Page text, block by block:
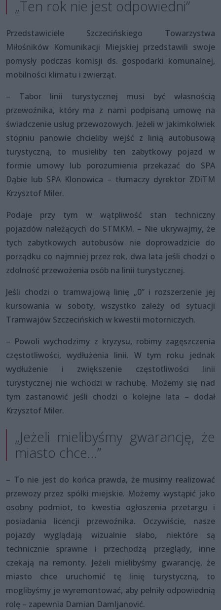
„Ten rok nie jest odpowiedni”
Przedstawiciele Szczecińskiego Towarzystwa
Miłośników Komunikacji Miejskiej przedstawili swoje
pomysły podczas komisji ds. gospodarki komunalnej,
mobilności klimatu i zwierząt.
– Tabor linii turystycznej musi być własnością
przewoźnika, który ma z nami podpisaną umowę na
świadczenie usług przewozowych. Jeżeli w jakimkolwiek
stopniu panowie chcieliby wejść z linią autobusową
turystyczną, to musieliby ten zabytkowy pojazd w
formie umowy lub porozumienia przekazać do SPA
Dąbie lub SPA Klonowica – tłumaczy dyrektor ZDiTM
Krzysztof Miler.
Podaje przy tym w wątpliwość stan techniczny
pojazdów należących do STMKM. – Nie ukrywajmy, że
tych zabytkowych autobusów nie doprowadzicie do
porządku co najmniej przez rok, dwa lata jeśli chodzi o
zdolność przewożenia osób na linii turystycznej.
Jeśli chodzi o tramwajową linię „0” i rozszerzenie jej
kursowania w soboty, wszystko zależy od sytuacji
Tramwajów Szczecińskich w kwestii motorniczych.
– Powoli wychodzimy z kryzysu, robimy zagęszczenia
częstotliwości, wydłużenia linii. W tym roku jednak
wydłużenie i zwiększenie częstotliwości linii
turystycznej nie wchodzi w rachubę. Możemy się nad
tym zastanowić jeśli chodzi o kolejne lata – dodał
Krzysztof Miler.
„Jeżeli mielibyśmy gwarancję, że
miasto chce…”
– To nie jest do końca prawda, że musimy realizować
przewozy przez spółki miejskie. Możemy wystąpić jako
osobny podmiot, to kwestia ogłoszenia przetargu i
posiadania licencji przewoźnika. Oczywiście, nasze
pojazdy wyglądają wizualnie słabo, niektóre są
technicznie sprawne i przechodzą przeglądy, inne
czekają na remonty. Jeżeli mielibyśmy gwarancję, że
miasto chce uruchomić tę linię turystyczną, to
moglibyśmy je wyremontować, aby pełniły odpowiednią
rolę – zapewnia Damian Damljanović.